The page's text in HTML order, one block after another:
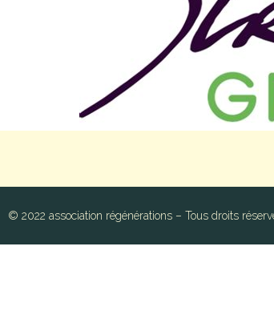
© 2022 association régénérations – Tous droits